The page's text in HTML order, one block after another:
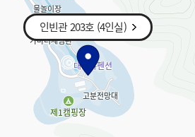
인빈관 203호 (4인실)